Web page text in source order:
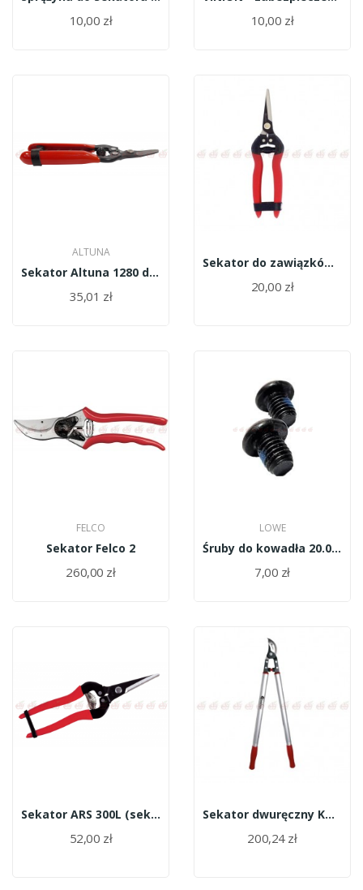
10,00 zł 10,00 zł
ALTUNA
Sekator Altuna 1280 do zawiązków krótkie ostrze
35,01 zł
Sekator do zawiązków długie ostrze,stal...
20,00 zł
FELCO
Sekator Felco 2
260,00 zł
LOWE
Śruby do kowadła 20.006 Lowe 2szt(1kpl)
7,00 zł
Sekator ARS 300L (sekator do zawiązków długi)
52,00 zł
Sekator dwuręczny KM-660/10962/Kamikaze
200,24 zł